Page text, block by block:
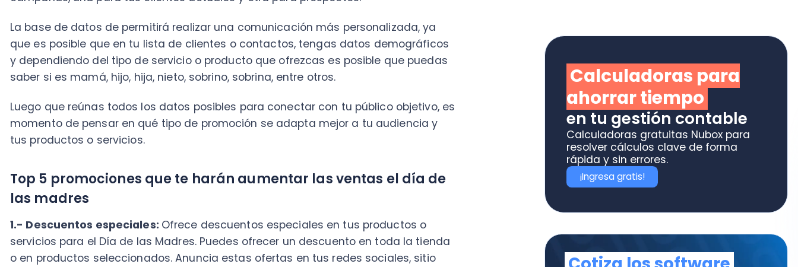
Luego que reúnas todos los datos posibles para conectar con tu público objetivo, es
momento de pensar en qué tipo de promoción se adapta mejor a tu audiencia y
tus productos o servicios.
Top 5 promociones que te harán aumentar las ventas el día de
las madres
1.- Descuentos especiales:Ofrece descuentos especiales en tus productos o
servicios para el Día de las Madres. Puedes ofrecer un descuento en toda la tienda
web, newsletter o boletines electrónicos para atraer a más compradores. Incluso
puedes crear un correo donde des ideas de regalos que pueden comprar en tu
tienda online.
2.- Envío gratuito:Ofrece envío gratuito para compras realizadas durante el Día de
las Madres. Esto puede ser una gran oferta para aquellos que deseen enviar un
regalo a su madre o seres queridos que viven lejos. Asegúrate de anunciar esta
Calculadoras gratuitas Nubox para
resolver cálculos clave de forma
rápida y sin errores.
¡Ingresa gratis!
Cotiza los software
Nubox ideal para tu
PYME o estudio contable
Factura y Admnistración,
Control de Asistencia.
Quiero Cotizar